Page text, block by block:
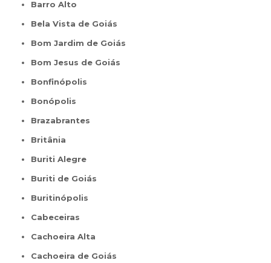
Barro Alto
Bela Vista de Goiás
Bom Jardim de Goiás
Bom Jesus de Goiás
Bonfinópolis
Bonópolis
Brazabrantes
Britânia
Buriti Alegre
Buriti de Goiás
Buritinópolis
Cabeceiras
Cachoeira Alta
Cachoeira de Goiás